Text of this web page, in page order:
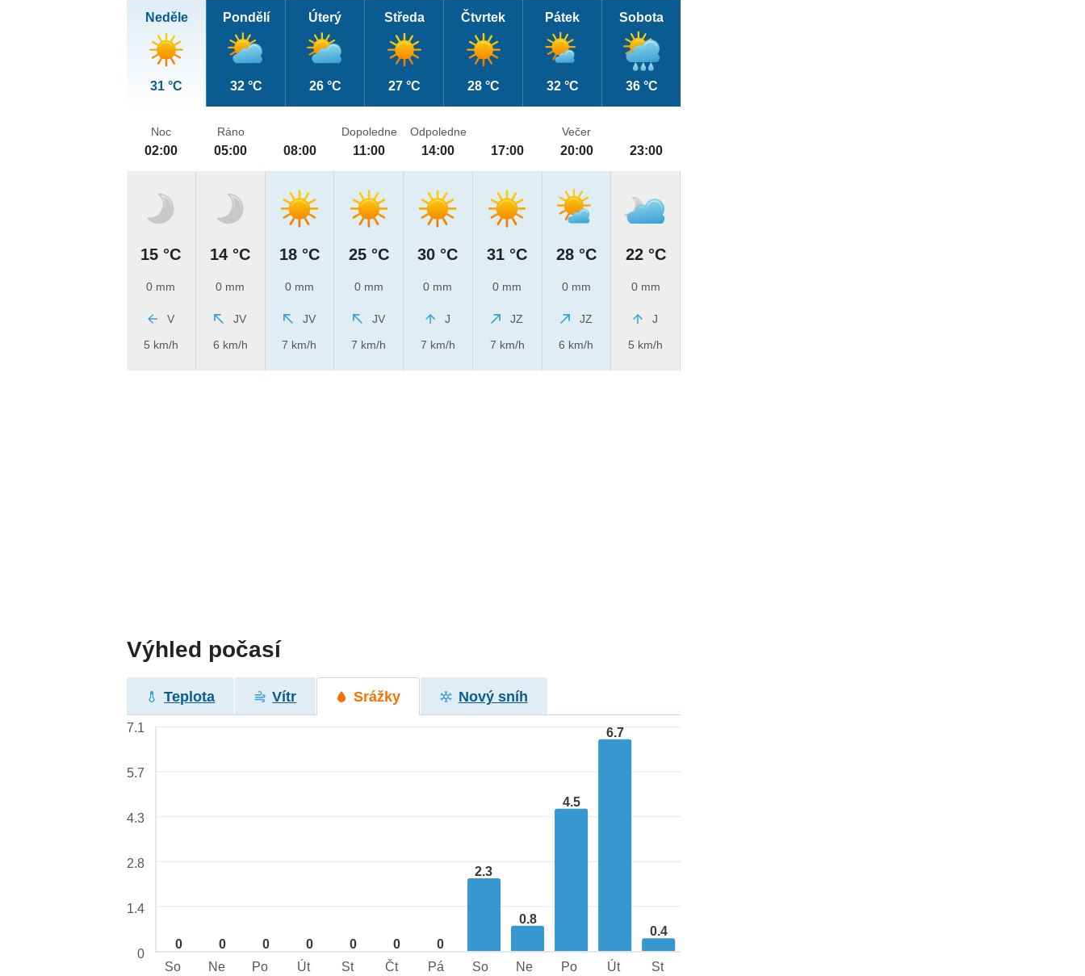
Neděle
31 °C
Pondělí
32 °C
Úterý
26 °C
Středa
27 °C
Čtvrtek
28 °C
Pátek
32 °C
Sobota
36 °C
Noc
02:00
15 °C
0 mm
V
5 km/h
Ráno
05:00
14 °C
0 mm
JV
6 km/h
08:00
18 °C
0 mm
JV
7 km/h
Dopoledne
11:00
25 °C
0 mm
JV
7 km/h
Odpoledne
14:00
30 °C
0 mm
J
7 km/h
17:00
31 °C
0 mm
JZ
7 km/h
Večer
20:00
28 °C
0 mm
JZ
6 km/h
23:00
22 °C
0 mm
J
5 km/h
Výhled počasí
Teplota Vítr Srážky Nový sníh
0 0 0 0 0 0 0
2.3
0.8
4.5
6.7
0.4
7.1
5.7
4.3
2.8
1.4
0
So
Ne Po Út St Čt Pá So Ne Po Út St